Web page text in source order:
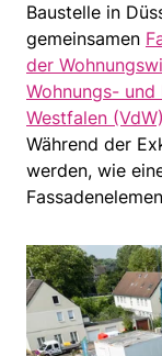
Baustelle in
gemeinsamen
der
Wohnungs-
Westfalen
Während der
werden, wie